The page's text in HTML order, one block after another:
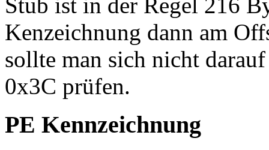
Kenzeichnung dann am
sollte man sich nicht
0x3C prüfen.
PE Kennzeichnung